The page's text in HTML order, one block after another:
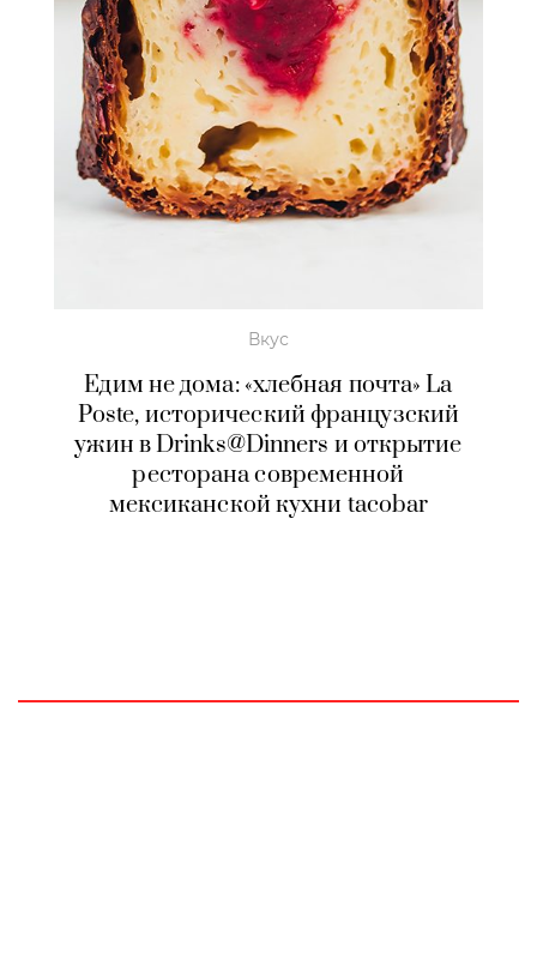
Вкус
Едим не дома: «хлебная почта» La
Poste, исторический французский
ужин в Drinks@Dinners и открытие
ресторана современной
мексиканской кухни tacobar